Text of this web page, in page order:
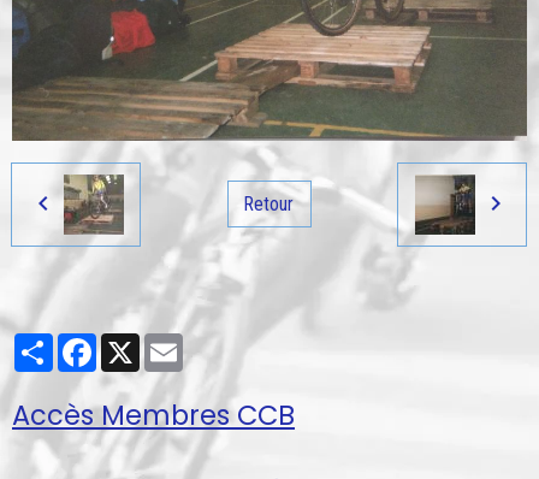
Retour
PartagerFacebook
X Email
Accès Membres CCB